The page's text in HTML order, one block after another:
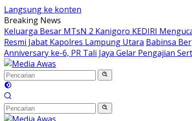
Langsung ke konten
Breaking News
Keluarga Besar MTsN 2 Kanigoro KEDIRI
Resmi Jabat Kapolres Lampung Utara Babinsa
Anniversary ke-6, PR Tali Jaya Gelar Pengajian